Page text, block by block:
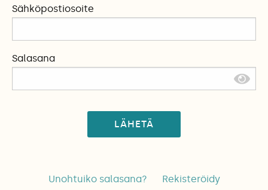
Sähköpostiosoite
Salasana
LÄHETÄ
Unohtuiko salasana? Rekisteröidy